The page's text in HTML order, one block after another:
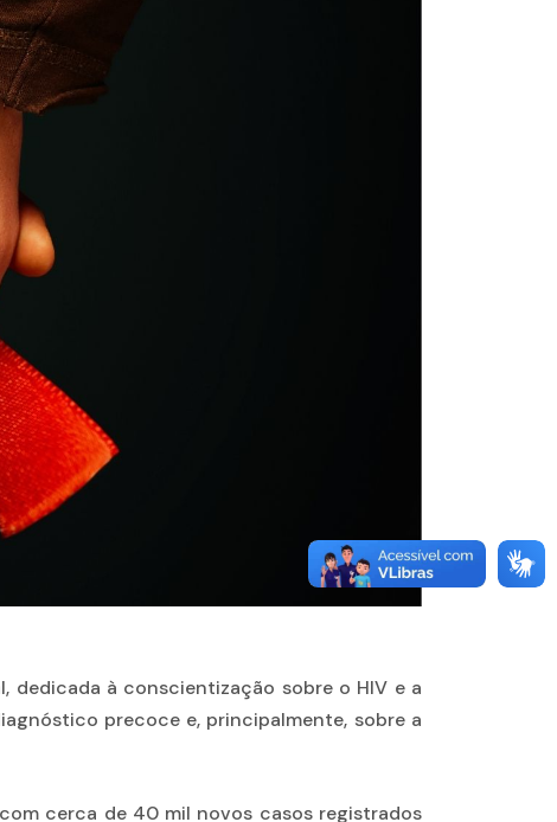
dedicada à conscientização sobre o HIV e a
precoce e, principalmente, sobre a
cerca de 40 mil novos casos registrados